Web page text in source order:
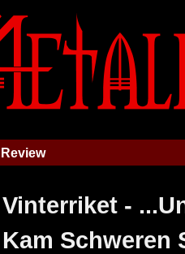
Review
Vinterriket -
Kam Schweren